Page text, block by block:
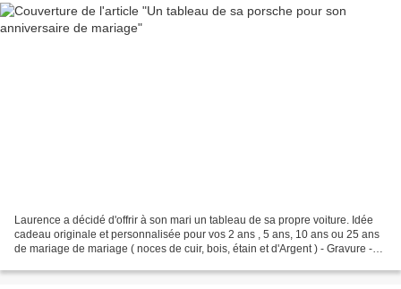
Laurence a décidé d'offrir à son mari un tableau de sa propre voiture. Idée
cadeau originale et personnalisée pour vos 2 ans , 5 ans, 10 ans ou 25 ans
de mariage de mariage ( noces de cuir, bois, étain et d'Argent ) - Gravure -